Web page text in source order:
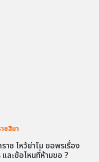
ชสีมา
าช ไหว้ย่าโม ขอพรเรื่อง
และข้อไหนที่ห้ามขอ ?